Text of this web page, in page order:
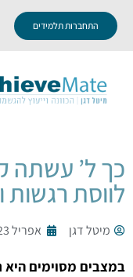
התחברות תלמידים
כך ל’ עשתה
לווסת
מיטל דגן אפריל 23, 2025
במצבים מסוימים